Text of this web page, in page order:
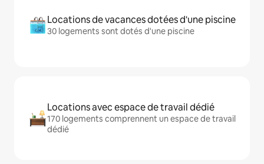
Locations de vacances dotées d'une piscine
30 logements sont dotés d'une piscine
Locations avec espace de travail dédié
170 logements comprennent un espace de travail
dédié